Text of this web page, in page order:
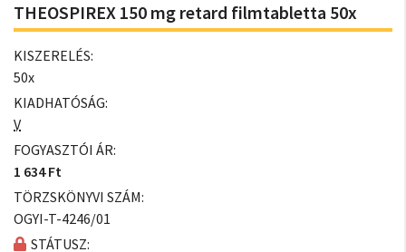
THEOSPIREX 150 mg retard filmtabletta 50x
KISZERELÉS:
50x
KIADHATÓSÁG:
V
FOGYASZTÓI ÁR:
1 634 Ft
TÖRZSKÖNYVI SZÁM:
OGYI-T-4246/01
STÁTUSZ: